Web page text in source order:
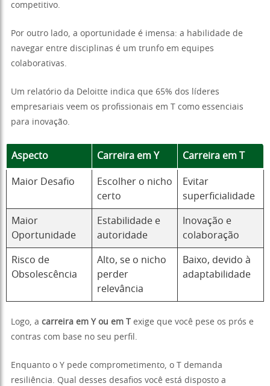
competitivo.
Por outro lado, a oportunidade é imensa: a habilidade de
navegar entre disciplinas é um trunfo em equipes
colaborativas.
Um relatório da Deloitte indica que 65% dos líderes
empresariais veem os profissionais em T como essenciais
para inovação.
Aspecto Carreira em Y Carreira em T
Maior Desafio
Escolher o nicho
certo
Evitar
superficialidade
Maior
Oportunidade
Estabilidade e
autoridade
Inovação e
colaboração
Risco de
Obsolescência
Alto, se o nicho
perder
relevância
Baixo, devido à
adaptabilidade
Logo, a carreira em Y ou em T
exige que você pese os prós e
contras com base no seu perfil.
Enquanto o Y pede comprometimento, o T demanda
resiliência. Qual desses desafios você está disposto a